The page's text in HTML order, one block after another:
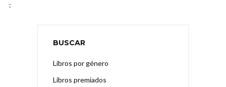
:
BUSCAR
Libros por género
Libros premiados